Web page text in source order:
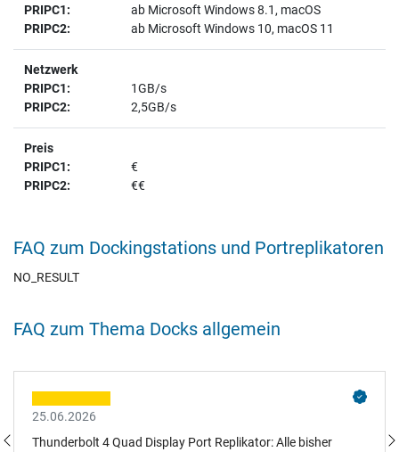
ab Microsoft Windows 8.1, macOS
ab Microsoft Windows 10, macOS 11
Netzwerk
1GB/s
2,5GB/s
Preis
€
€€
FAQ zum Dockingstations und Portreplikatoren
NO_RESULT
FAQ zum Thema Docks allgemein
25.06.2026
Thunderbolt 4 Quad Display Port Replikator: Alle bisher